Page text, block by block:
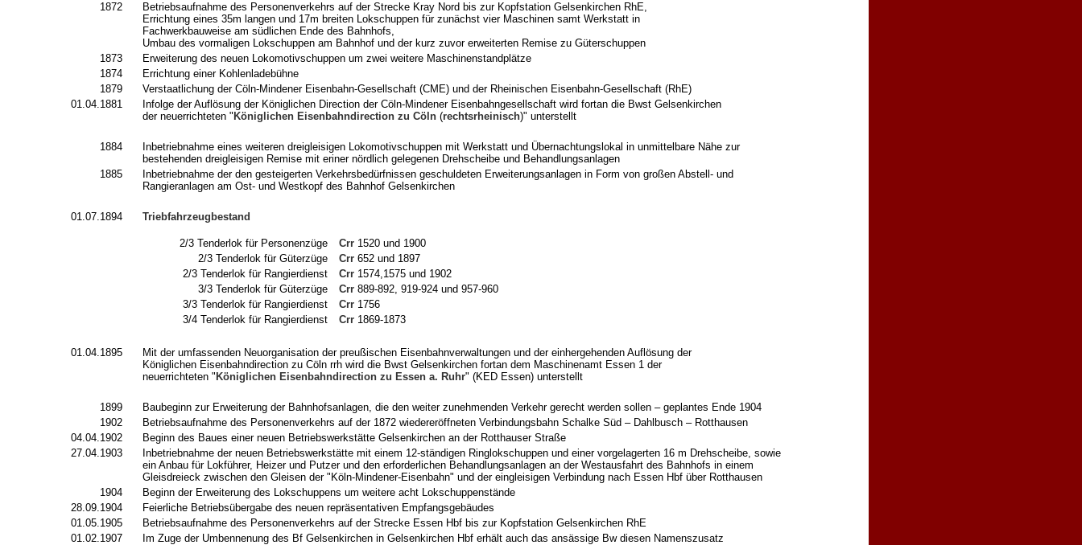
1872
Betriebsaufnahme des Personenverkehrs auf der Strecke Kray Nord bis zur Kopfstation Gelsenkirchen RhE,
Errichtung eines 35m langen und 17m breiten Lokschuppen für zunächst vier Maschinen samt Werkstatt in
Fachwerkbauweise am südlichen Ende des Bahnhofs,
Umbau des vormaligen Lokschuppen am Bahnhof und der kurz zuvor erweiterten Remise zu Güterschuppen
1873
Erweiterung des neuen Lokomotivschuppen um zwei weitere Maschinenstandplätze
1874
Errichtung einer Kohlenladebühne
1879
Verstaatlichung der Cöln-Mindener Eisenbahn-Gesellschaft (CME) und der Rheinischen Eisenbahn-Gesellschaft (RhE)
01.04.1881
Infolge der Auflösung der Königlichen Direction der Cöln-Mindener Eisenbahngesellschaft wird fortan die Bwst Gelsenkirchen
der neuerrichteten " Königlichen Eisenbahndirection zu Cöln (rechtsrheinisch)" unterstellt
1884
Inbetriebnahme eines weiteren dreigleisigen Lokomotivschuppen mit Werkstatt und Übernachtungslokal in unmittelbare Nähe zur
bestehenden dreigleisigen Remise mit eriner nördlich gelegenen Drehscheibe und Behandlungsanlagen
1885
Inbetriebnahme der den gesteigerten Verkehrsbedürfnissen geschuldeten Erweiterungsanlagen in Form von großen Abstell- und
Rangieranlagen am Ost- und Westkopf des Bahnhof Gelsenkirchen
01.07.1894 Triebfahrzeugbestand
2/3 Tenderlok für Personenzüge Crr 1520 und 1900
2/3 Tenderlok für Güterzüge
Crr 652 und 1897
2/3 Tenderlok für Rangierdienst
Crr 1574,1575 und 1902
3/3 Tenderlok für Güterzüge
Crr889-892, 919-924 und 957-960
3/3 Tenderlok für Rangierdienst
Crr1756
3/4 Tenderlok für Rangierdienst
Crr1869-1873
01.04.1895
Mit der umfassenden Neuorganisation der preußischen Eisenbahnverwaltungen und der einhergehenden Auflösung der
Königlichen Eisenbahndirection zu Cöln rrh wird die Bwst Gelsenkirchen fortan dem Maschinenamt Essen 1 der
neuerrichteten " Königlichen Eisenbahndirection zu Essen a. Ruhr" (KED Essen) unterstellt
1899
Baubeginn zur Erweiterung der Bahnhofsanlagen, die den weiter zunehmenden Verkehr gerecht werden sollen – geplantes Ende 1904
1902
Betriebsaufnahme des Personenverkehrs auf der 1872 wiedereröffneten Verbindungsbahn Schalke Süd – Dahlbusch – Rotthausen
04.04.1902
Beginn des Baues einer neuen Betriebswerkstätte Gelsenkirchen an der Rotthauser Straße
27.04.1903
Inbetriebnahme der neuen Betriebswerkstätte mit einem 12-ständigen Ringlokschuppen und einer vorgelagerten 16 m Drehscheibe, sowie
ein Anbau für Lokführer, Heizer und Putzer und den erforderlichen Behandlungsanlagen an der Westausfahrt des Bahnhofs in einem
Gleisdreieck zwischen den Gleisen der "Köln-Mindener-Eisenbahn" und der eingleisigen Verbindung nach Essen Hbf über Rotthausen
1904
Beginn der Erweiterung des Lokschuppens um weitere acht Lokschuppenstände
28.09.1904
Feierliche Betriebsübergabe des neuen repräsentativen Empfangsgebäudes
01.05.1905
Betriebsaufnahme des Personenverkehrs auf der Strecke Essen Hbf bis zur Kopfstation Gelsenkirchen RhE
01.02.1907
Im Zuge der Umbennenung des Bf Gelsenkirchen in Gelsenkirchen Hbf erhält auch das ansässige Bw diesen Namenszusatz